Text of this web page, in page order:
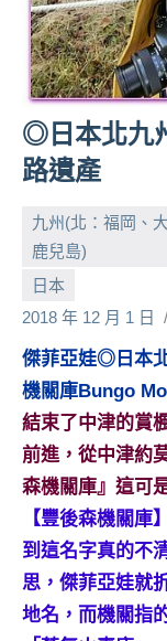
遊
節
目
來
賓、
News
金
號
節
目
底、
外
景
節
目
主
持、
吳
哥
泰
國
◎日本北九
路遺產
九州(北：福岡、
鹿兒島)
日本
2018 年 12 月 1 日
傑菲亞娃◎日本
機關庫Bungo
結束了中津的賞
前進，從中津約
森機關庫』這可
【豐後森機關庫
到這名字真的不
思，傑菲亞娃就
地名，而機關指